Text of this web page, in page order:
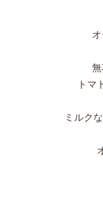
トマ
ミルク